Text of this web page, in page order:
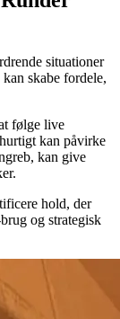
situationer
skabe fordele,
følge live
kan påvirke
kan give
hold, der
og strategisk